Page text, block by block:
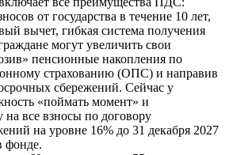
от государства в течение 10 лет,
вычет, гибкая система получения
могут увеличить свои
пенсионные накопления по
страхованию (ОПС) и направив
сбережений. Сейчас у
«поймать момент» и
на все взносы по договору
на уровне 16% до 31 декабря 2027
фонде.